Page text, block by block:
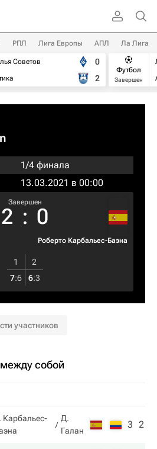
РПЛ Лига Европы АПЛ Ла Лига
Советов
0
2
Футбол
Завершен
1/4 финала
13.03.2021 в 00:00
Завершен
2 : 0
Роберто Карбальес-Баэна
1
2
7:6 6:3
участников
собой
Карбальес-
Д.
Галан
3 2